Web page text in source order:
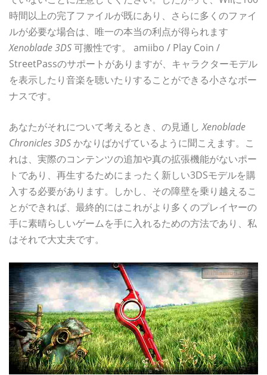
時間以上の完了ファイルが既にあり、さらに多くのファイ
ルが必要な場合は、唯一の本当の利点が得られます
Xenoblade 3DS可搬性です。 amiibo / Play Coin /
StreetPassのサポートがありますが、キャラクターモデル
を表示したり音楽を聴いたりすることができる小さなボー
ナスです。
あなたがそれについて考えるとき、の見通しXenoblade
Chronicles 3DS かなりばかげているように聞こえます。こ
れは、実際のコンテンツの追加や真の拡張機能がないポー
トであり、再生するためにまったく新しい3DSモデルを購
入する必要があります。しかし、その障壁を乗り越えるこ
とができれば、最終的にはこれがより多くのプレイヤーの
手に素晴らしいゲームを手に入れるための方法であり、私
はそれで大丈夫です。